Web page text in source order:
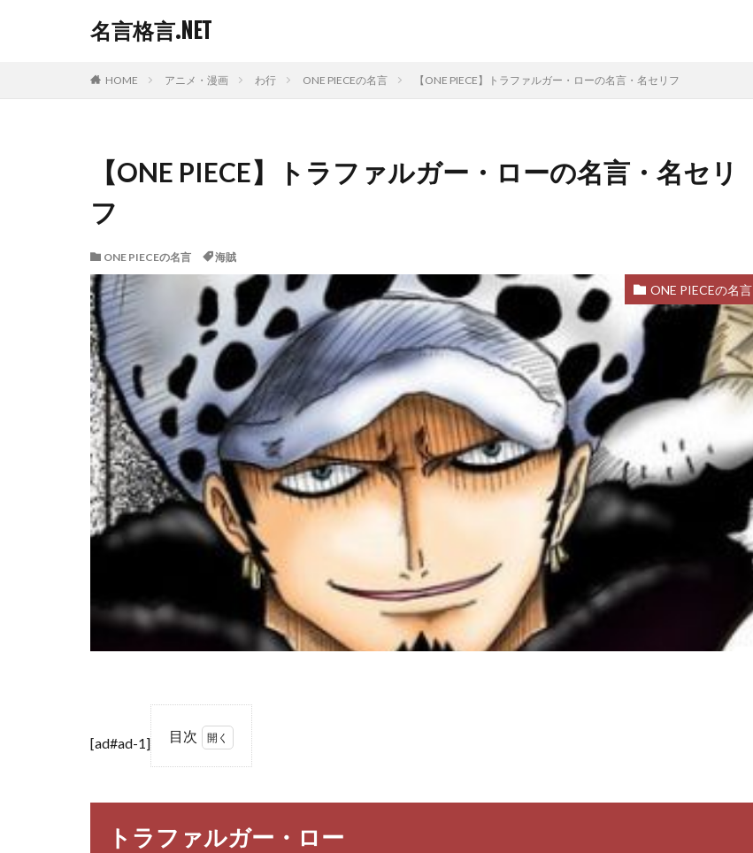
名言格言.NET
HOME アニメ・漫画 わ行 ONE PIECEの名言 【ONE PIECE】トラファルガー・ローの名言・名セリフ
【ONE PIECE】トラファルガー・ローの名言・名セリ
フ
ONE PIECEの名言 海賊
ONE PIECEの名言
[ad#ad-1] 目次
ファ
ー・
トラファルガー・ロー